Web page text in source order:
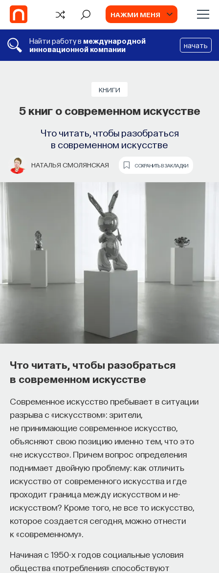
НАЖМИ МЕНЯ
Найти работу в международной
инновационной компании
начать
КНИГИ
5 книг о современном искусстве
Что читать, чтобы разобраться
в современном искусстве
НАТАЛЬЯ СМОЛЯНСКАЯ СОХРАНИТЬ В ЗАКЛАДКИ
Что читать, чтобы разобраться
в современном искусстве
Современное искусство пребывает в ситуации
разрыва с «искусством»: зрители,
не принимающие современное искусство,
объясняют свою позицию именно тем, что это
«не искусство». Причем вопрос определения
поднимает двойную проблему: как отличить
искусство от современного искусства и где
проходит граница между искусством и не-
искусством? Кроме того, не все то искусство,
которое создается сегодня, можно отнести
к «современному».
Начиная с 1950-х годов социальные условия
общества «потребления» способствуют
Философский поиск: начала
Как философия помогает составлять
в мире?
собственное мнение
Как философия помогает понять мир, в котором
мы живем, расширять собственные
представления об окружающей
действительности и познавать самого себя?
Ответы на эти и другие вопросы можно найти,
записавшисьна курс «Философский поиск:
начала».
Слушатели курса убедятся в том, что
философский поиск — это не только каскад
занимательных головоломок, но и набор
инструментов, жизненно необходимых для
современного человека.
— Овладеете ключевыми для независимого